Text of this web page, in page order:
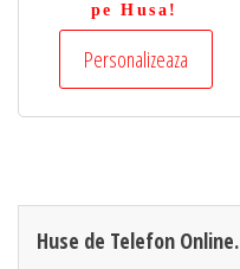
pe Husa!
Personalizeaza
Huse de Telefon